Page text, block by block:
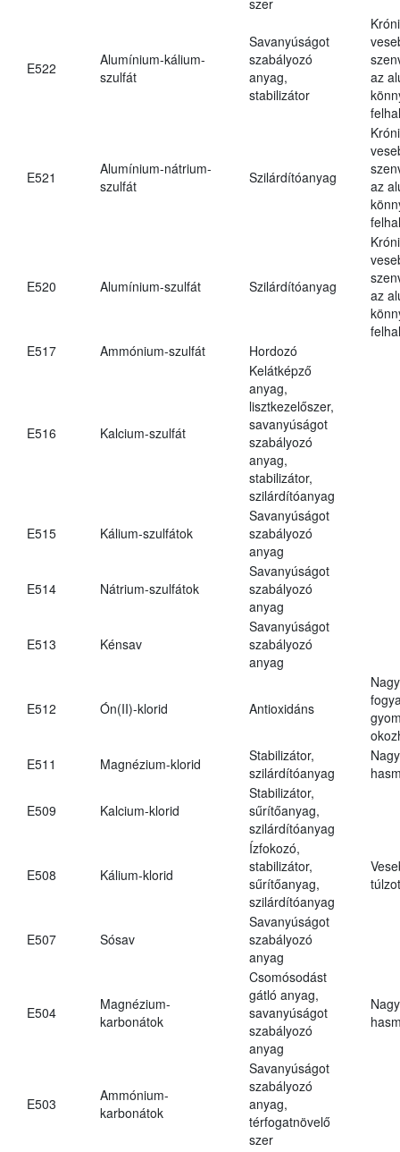
E522
Alumínium-kálium-
szulfát
Savanyúságot
szabályozó
anyag,
stabilizátor
az
E521
Alumínium-nátrium-
szulfát
Szilárdítóanyag
az
E520 Alumínium-szulfát Szilárdítóanyag
az
E517
Ammónium-szulfát Hordozó
E516 Kalcium-szulfát
Kelátképző
anyag,
lisztkezelőszer,
savanyúságot
szabályozó
anyag,
stabilizátor,
szilárdítóanyag
E515 Kálium-szulfátok
Savanyúságot
szabályozó
anyag
E514 Nátrium-szulfátok
Savanyúságot
szabályozó
anyag
E513 Kénsav
Savanyúságot
szabályozó
anyag
E512 Ón(II)-klorid Antioxidáns
E511
Magnézium-klorid
Stabilizátor,
szilárdítóanyag
E509 Kalcium-klorid
Stabilizátor,
sűrítőanyag,
szilárdítóanyag
E508 Kálium-klorid
Ízfokozó,
stabilizátor,
sűrítőanyag,
szilárdítóanyag
E507 Sósav
Savanyúságot
szabályozó
anyag
E504
Magnézium-
karbonátok
Csomósodást
gátló anyag,
savanyúságot
szabályozó
anyag
E503
Ammónium-
karbonátok
Savanyúságot
szabályozó
anyag,
térfogatnövelő
szer